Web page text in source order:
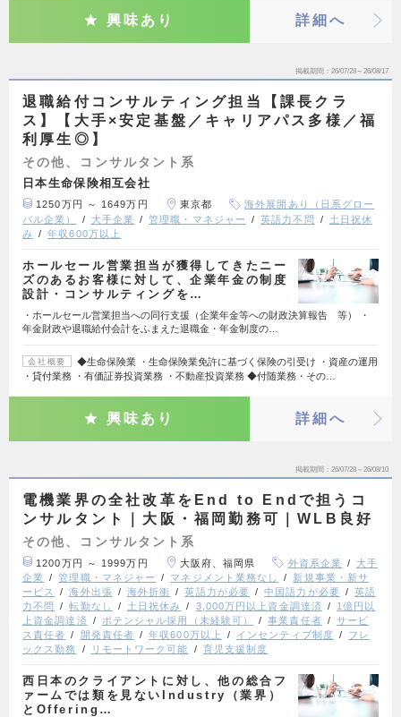
興味あり 詳細へ
掲載期間 26/07/28～26/08/17
退職給付コンサルティング担当【課長クラ
ス】【大手×安定基盤／キャリアパス多様／福
利厚生◎】
その他、コンサルタント系
日本生命保険相互会社
1250万円 ～ 1649万円 東京都
海外展開あり（日系グロー
バル企業）
大手企業 管理職・マネジャー 英語力不問
土日祝休
み
年収600万以上
ホールセール営業担当が獲得してきたニー
ズのあるお客様に対して、企業年金の制度
設計・コンサルティングを…
・ホールセール営業担当への同行支援（企業年金等への財政決算報告 等） ・
年金財政や退職給付会計をふまえた退職金・年金制度の…
会社概要
◆生命保険業 ・生命保険業免許に基づく保険の引受け ・資産の運用
・貸付業務 ・有価証券投資業務 ・不動産投資業務 ◆付随業務・その…
興味あり 詳細へ
掲載期間 26/07/28～26/08/10
電機業界の全社改革をEnd to Endで担うコ
ンサルタント｜大阪・福岡勤務可｜WLB良好
その他、コンサルタント系
1200万円 ～ 1999万円 大阪府、福岡県 外資系企業
大手
企業
管理職・マネジャー マネジメント業務なし
新規事業・新サ
ービス
海外出張 海外折衝 英語力が必要 中国語力が必要
英語
力不問
転勤なし 土日祝休み 3,000万円以上資金調達済
1億円以
上資金調達済
ポテンシャル採用（未経験可） 事業責任者
サービ
ス責任者
開発責任者 年収600万以上 インセンティブ制度
フレ
ックス勤務
リモートワーク可能 育児支援制度
西日本のクライアントに対し、他の総合フ
ァームでは類を見ないIndustry（業界）
とOffering…